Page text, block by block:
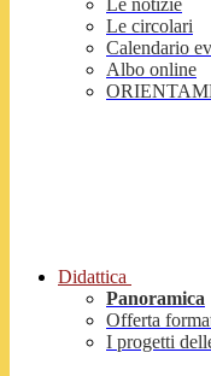
Le notizie
Le circolari
Calendario
Albo online
Didattica
Panoramica
Offerta
I progetti